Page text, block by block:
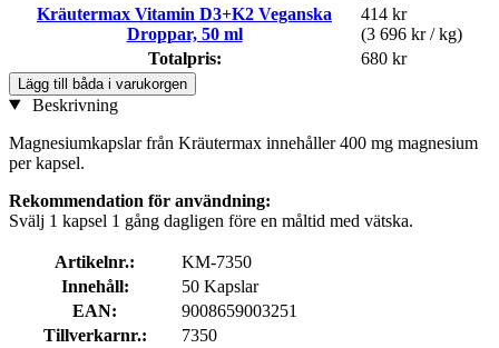
Kräutermax Vitamin D3+K2 Veganska
Droppar, 50 ml
414 kr
(3 696 kr / kg)
Totalpris:
680 kr
Lägg till båda i varukorgen
Beskrivning
Magnesiumkapslar från Kräutermax innehåller 400 mg magnesium
per kapsel.
Rekommendation för användning:
Svälj 1 kapsel 1 gång dagligen före en måltid med vätska.
Artikelnr.:
KM-7350
Innehåll:
50 Kapslar
EAN:
9008659003251
Tillverkarnr.:
7350